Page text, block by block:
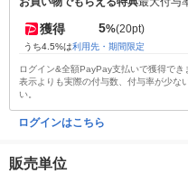
獲得 5%(20pt)
うち4.5%は利用先・期間限定
ログイン&全額PayPay支払いで獲得でき
表示よりも実際の付与数、付与率が少な
い。
ログインはこちら
販売単位